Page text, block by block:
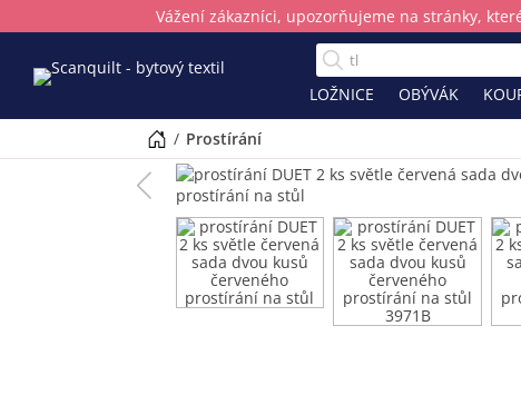
Vážení zákazníci, upozorňujeme na stránky,
LOŽNICE OBÝVÁK
/ prostírání